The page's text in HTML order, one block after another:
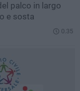
palco in largo
e sosta
0.35